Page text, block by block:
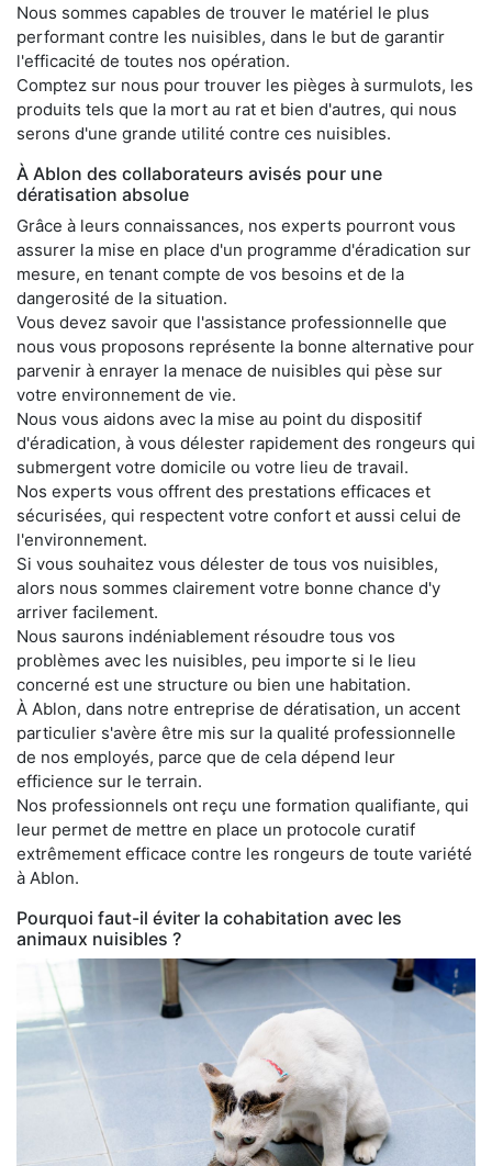
Nous sommes capables de trouver le matériel le plus
performant contre les nuisibles, dans le but de garantir
l'efficacité de toutes nos opération.
Comptez sur nous pour trouver les pièges à surmulots, les
produits tels que la mort au rat et bien d'autres, qui nous
serons d'une grande utilité contre ces nuisibles.
À Ablon des collaborateurs avisés pour une
dératisation absolue
Grâce à leurs connaissances, nos experts pourront vous
assurer la mise en place d'un programme d'éradication sur
mesure, en tenant compte de vos besoins et de la
dangerosité de la situation.
Vous devez savoir que l'assistance professionnelle que
nous vous proposons représente la bonne alternative pour
parvenir à enrayer la menace de nuisibles qui pèse sur
votre environnement de vie.
Nous vous aidons avec la mise au point du dispositif
d'éradication, à vous délester rapidement des rongeurs qui
submergent votre domicile ou votre lieu de travail.
Nos experts vous offrent des prestations efficaces et
sécurisées, qui respectent votre confort et aussi celui de
l'environnement.
Si vous souhaitez vous délester de tous vos nuisibles,
alors nous sommes clairement votre bonne chance d'y
arriver facilement.
Nous saurons indéniablement résoudre tous vos
problèmes avec les nuisibles, peu importe si le lieu
concerné est une structure ou bien une habitation.
À Ablon, dans notre entreprise de dératisation, un accent
particulier s'avère être mis sur la qualité professionnelle
de nos employés, parce que de cela dépend leur
efficience sur le terrain.
Nos professionnels ont reçu une formation qualifiante, qui
leur permet de mettre en place un protocole curatif
extrêmement efficace contre les rongeurs de toute variété
à Ablon.
Pourquoi faut-il éviter la cohabitation avec les
animaux nuisibles ?